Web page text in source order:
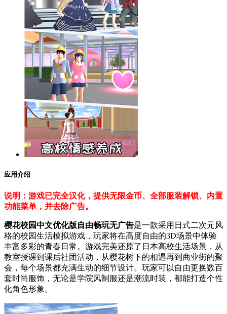
应用介绍
说明：游戏已完全汉化，提供无限金币、全部服装解锁、内置
功能菜单，并去除广告。
樱花校园中文优化版自由畅玩无广告是一款采用日式二次元风
格的校园生活模拟游戏，玩家将在高度自由的3D场景中体验
丰富多彩的青春日常。游戏完美还原了日本高校生活场景，从
教室授课到课后社团活动，从樱花树下的相遇再到商业街的聚
会，每个场景都充满生动的细节设计。玩家可以自由更换数百
套时尚服饰，无论是学院风制服还是潮流时装，都能打造个性
化角色形象。